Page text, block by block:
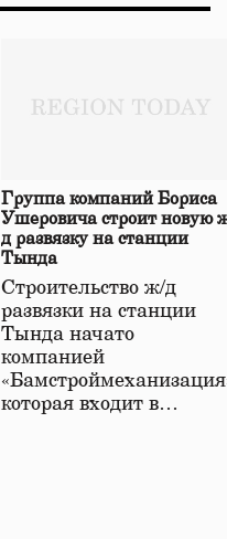
Группа компаний Бориса
Ушеровича строит новую
д развязку на станции
Тында
Строительство ж/д
развязки на станции
Тында начато
компанией
которая входит в…